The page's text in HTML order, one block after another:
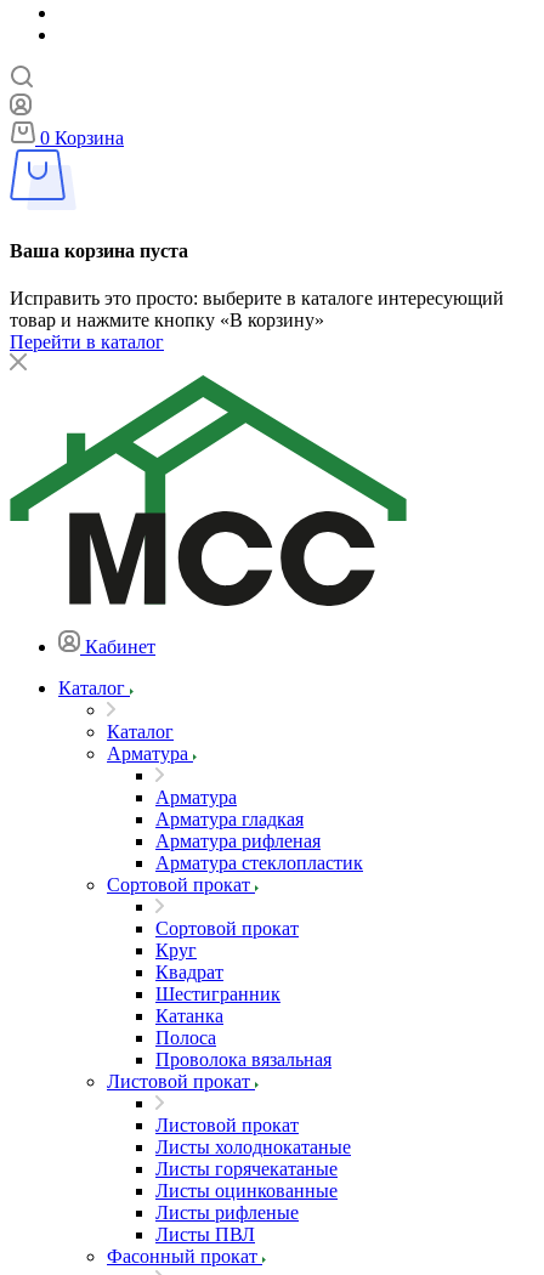
0 Корзина
Ваша корзина пуста
Исправить это просто: выберите в каталоге интересующий
товар и нажмите кнопку «В корзину»
Перейти в каталог
Кабинет
Каталог
Каталог
Арматура
Арматура
Арматура гладкая
Арматура рифленая
Арматура стеклопластик
Сортовой прокат
Сортовой прокат
Круг
Квадрат
Шестигранник
Катанка
Полоса
Проволока вязальная
Листовой прокат
Листовой прокат
Листы холоднокатаные
Листы горячекатаные
Листы оцинкованные
Листы рифленые
Листы ПВЛ
Фасонный прокат